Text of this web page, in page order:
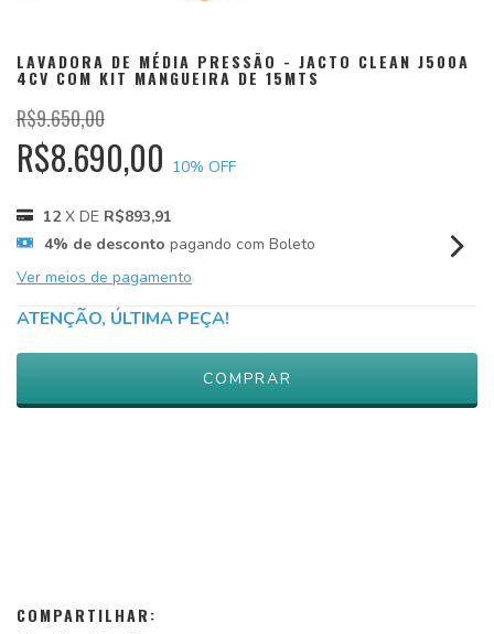
LAVADORA DE MÉDIA PRESSÃO - JACTO CLEAN J500A
4CV COM KIT MANGUEIRA DE 15MTS
R$9.650,00
R$8.690,00 10% OFF
12 X DE R$893,91
4% de desconto pagando com Boleto
Ver meios de pagamento
ATENÇÃO, ÚLTIMA PEÇA!
COMPARTILHAR: